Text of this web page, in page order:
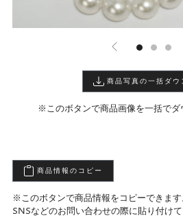
商品写真の一括ダウ
※このボタンで商品画像を一括でダ
商品情報のコピー
※このボタンで商品情報をコピーできます
SNSなどのお問い合わせの際に貼り付けて